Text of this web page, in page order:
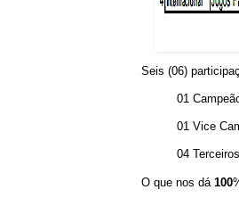
Seis (06)
01
01 Vice
04
O que nos dá 100